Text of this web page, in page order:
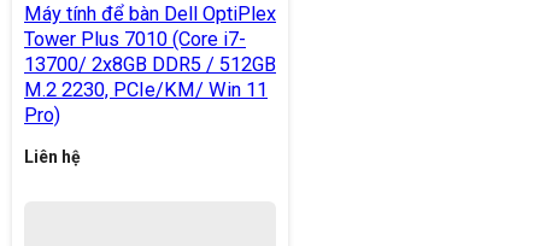
Máy tính để bàn Dell OptiPlex
Tower Plus 7010 (Core i7-
13700/ 2x8GB DDR5 / 512GB
M.2 2230, PCIe/KM/ Win 11
Pro)
Liên hệ